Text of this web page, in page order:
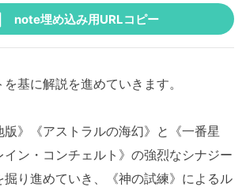
note埋め込み用URLコピー
基に解説を進めていきます。
版》《アストラルの海幻》と《一番星
ン・コンチェルト》の強烈なシナジー
掘り進めていき、《神の試練》によるル